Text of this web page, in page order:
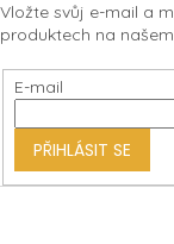
p
a
t
Vložte svůj e-mail a
produktech na
E-mail
PŘIHLÁSIT SE